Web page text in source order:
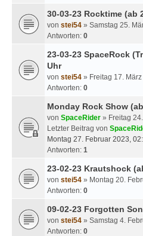
30-03-23 Rocktime (ab
von stei54 » Samstag 25.
Antworten: 0
23-03-23 SpaceRock
Uhr
von stei54 » Freitag 17.
Antworten: 0
Monday Rock Show
von SpaceRider » Freitag
Letzter Beitrag von
Montag 27. Februar 2023,
Antworten: 1
23-02-23 Krautshock
von stei54 » Montag 20.
Antworten: 0
09-02-23 Forgotten
von stei54 » Samstag 4.
Antworten: 0